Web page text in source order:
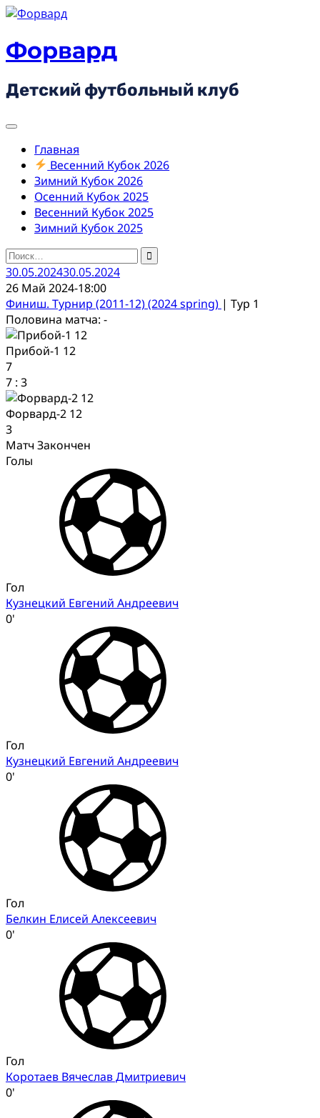
Skip
content
Форвард
Детский футбольный клуб
Главная
Весенний Кубок 2026
Зимний Кубок 2026
Осенний Кубок 2025
Весенний Кубок 2025
Зимний Кубок 2025
Найти:
30.05.202430.05.2024
26 Май 2024-18:00
Финиш. Турнир (2011-12) (2024 spring) | Тур 1
Половина матча: -
Прибой-1 12
7
7 : 3
Форвард-2 12
3
Матч Закончен
Голы
Гол
Кузнецкий Евгений Андреевич
0'
Гол
Кузнецкий Евгений Андреевич
0'
Гол
Белкин Елисей Алексеевич
0'
Гол
Коротаев Вячеслав Дмитриевич
0'